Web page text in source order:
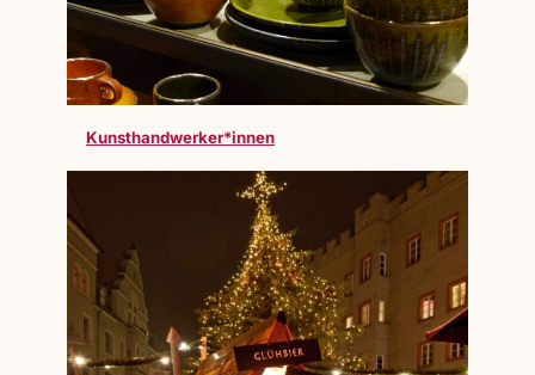
Kunsthandwerker*innen